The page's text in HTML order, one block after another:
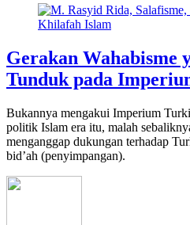
Gerakan Wahabisme
Tunduk pada
Bukannya mengakui Imperium
politik Islam era itu, malah
menganggap dukungan terhadap
bid’ah (penyimpangan).